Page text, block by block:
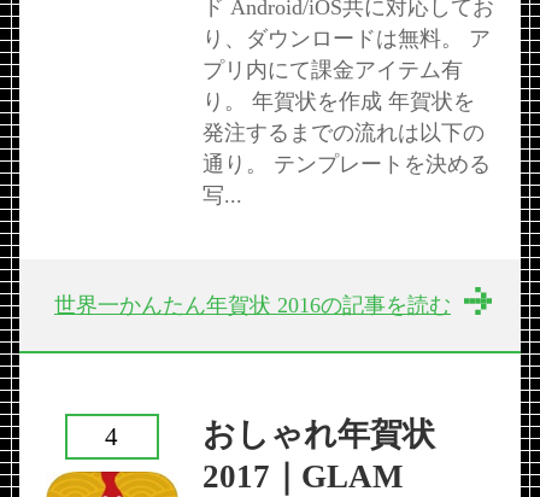
ド Android/iOS共に対応してお
り、ダウンロードは無料。 ア
プリ内にて課金アイテム有
り。 年賀状を作成 年賀状を
発注するまでの流れは以下の
通り。 テンプレートを決める
写...
世界一かんたん年賀状 2016の記事を読む
おしゃれ年賀状
2017｜GLAM
4